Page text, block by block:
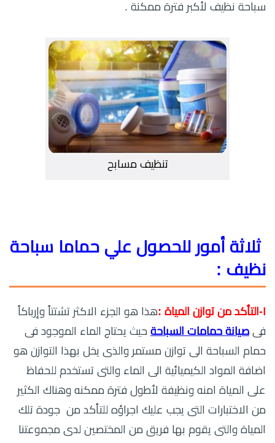
سباحة نظيف لأكبر فترة ممكنة .
تنظيف مسابح
ثلاثة أمور للحصول علي حماما سباحة
نظيف :
١-التأكد من توازن المياة :
هذا هو الجزء الاكثر تشتتاً وإرباكاً
فى صيانة حمامات السباحة حيث يحتاج الماء الموجود فى
حمام السباحة الى توازن مستمر والذى يخل بهذا التوازن هو
اضافة المواد الكيميائية الى الماء والتى تستخدم للحفاظ
على المياة امنه ونظيفة لأطول فترة ممكنه وهناك الكثير
من الاختبارات التى يجب عليك اجراؤه للتأكد من جودة تلك
المياة والتى يقوم بها فريق من المختصين لدى مجموعتنا